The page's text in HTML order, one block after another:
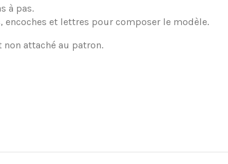
à pas.
et lettres pour composer le modèle.
attaché au patron.